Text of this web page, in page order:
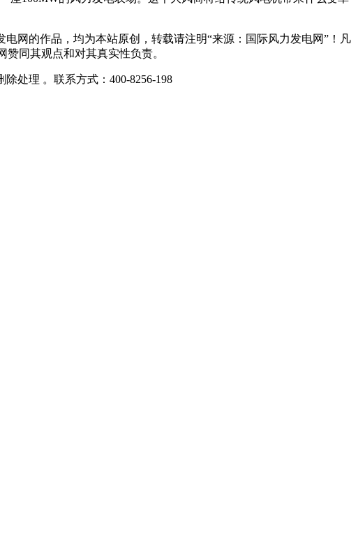
的作品，均为本站原创，转载请注明“来源：国际风力发电网”！凡
同其观点和对其真实性负责。
处理 。联系方式：400-8256-198